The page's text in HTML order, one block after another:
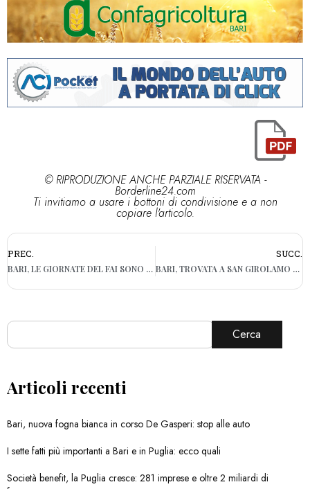
© RIPRODUZIONE ANCHE PARZIALE RISERVATA -
Borderline24.com
Ti invitiamo a usare i bottoni di condivisione e a non
copiare l'articolo.
PREC.
BARI, LE GIORNATE DEL FAI SONO UN SUCCESSO: 12 MILA VISITATORI AL TEATRO MARGHERITA
SUCC.
BARI, TROVATA A SAN GIROLAMO UN’AUTO RUBATA: ALL’INTERNO UN BOSSOLO
Cerca
Articoli recenti
Bari, nuova fogna bianca in corso De Gasperi: stop alle auto
I sette fatti più importanti a Bari e in Puglia: ecco quali
Società benefit, la Puglia cresce: 281 imprese e oltre 2 miliardi di